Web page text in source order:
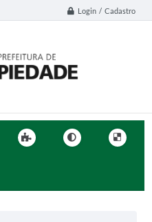
Login / Cadastro